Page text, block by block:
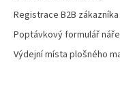
Registrace B2B zákazníka
Poptávkový formulář
Výdejní místa plošného